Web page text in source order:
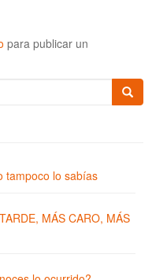
para publicar un
tampoco lo sabías
MÁS CARO, MÁS